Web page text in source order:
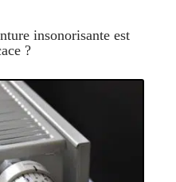
insonorisante est
?